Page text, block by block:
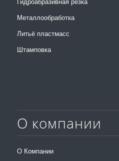
Гидроабразивная резка
Металлообработка
Литьё пластмасс
Штамповка
О компании
О Компании